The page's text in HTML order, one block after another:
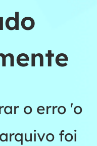
o erro 'o
foi